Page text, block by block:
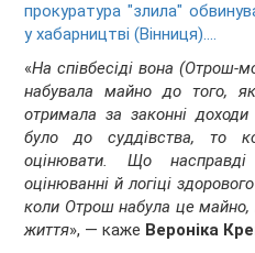
прокуратура "злила"
у хабарництві (Вінниця)....
«На співбесіді вона
набувала майно до того,
отримала за законні
було до суддівства, то
оцінювати. Що
оцінюванні й логіці
коли Отрош набула це майно,
життя», — каже Вероніка